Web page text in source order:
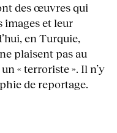
des œuvres qui
et leur
en Turquie,
plaisent pas au
« terroriste ». Il n’y
de reportage.